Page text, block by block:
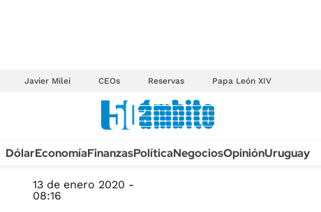
Javier Milei CEOs Reservas Papa León XIV
TECNOLOGÍA
MÉXICO
OPINIÓN
DólarEconomíaFinanzasPolíticaNegociosOpiniónUruguay
13 de enero 2020 -
08:16